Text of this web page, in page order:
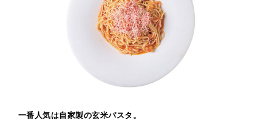
一番人気は自家製の玄米パスタ。